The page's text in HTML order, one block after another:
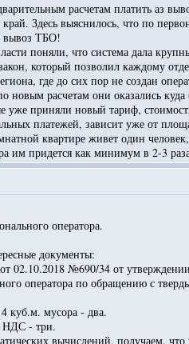
расчетам платить аз
Здесь выяснилось, что по
вывоз ТБО!
поняли, что система дала
который позволил каждому
где до сих пор не создан
новым расчетам они оказались
приняли новый тариф,
платежей, зависит уже от
квартире живет один
им придется как минимум в 2-3
оператора.
документы:
02.10.2018 №690/34 от
оператора по обращению с
куб.м. мусора - два.
НДС - три.
вычислений, получаем, что